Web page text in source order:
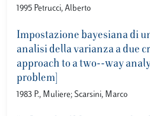
1995 Petrucci, Alberto
Impostazione bayesiana di
analisi della varianza a due
approach to a two--way
problem]
1983 P., Muliere; Scarsini, Marco